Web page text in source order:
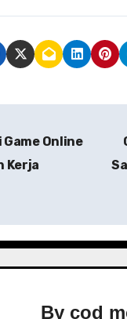
Online
Kerja
By cod